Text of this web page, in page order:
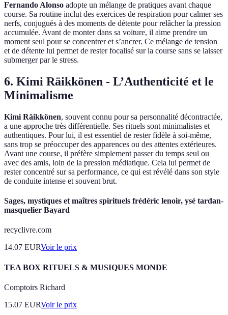
Fernando Alonso adopte un mélange de pratiques avant chaque
course. Sa routine inclut des exercices de respiration pour calmer ses
nerfs, conjugués à des moments de détente pour relâcher la pression
accumulée. Avant de monter dans sa voiture, il aime prendre un
moment seul pour se concentrer et s’ancrer. Ce mélange de tension
et de détente lui permet de rester focalisé sur la course sans se laisser
submerger par le stress.
6. Kimi Räikkönen - L’Authenticité et le
Minimalisme
Kimi Räikkönen, souvent connu pour sa personnalité décontractée,
a une approche très différentielle. Ses rituels sont minimalistes et
authentiques. Pour lui, il est essentiel de rester fidèle à soi-même,
sans trop se préoccuper des apparences ou des attentes extérieures.
Avant une course, il préfère simplement passer du temps seul ou
avec des amis, loin de la pression médiatique. Cela lui permet de
rester concentré sur sa performance, ce qui est révélé dans son style
de conduite intense et souvent brut.
Sages, mystiques et maîtres spirituels frédéric lenoir, ysé tardan-
masquelier Bayard
recyclivre.com
14.07 EURVoir le prix
TEA BOX RITUELS & MUSIQUES MONDE
Comptoirs Richard
15.07 EURVoir le prix